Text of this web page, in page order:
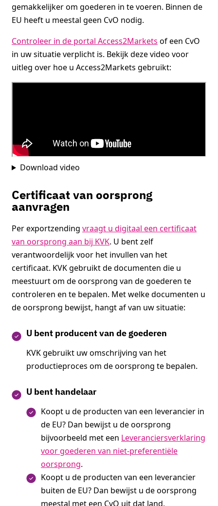
gemakkelijker om goederen in te voeren. Binnen de
EU heeft u meestal geen CvO nodig.
Controleer in de portal Access2Markets of een CvO
in uw situatie verplicht is. Bekijk deze video voor
uitleg over hoe u Access2Markets gebruikt:
Download video
Certificaat van oorsprong
aanvragen
Per exportzending vraagt u digitaal een certificaat
van oorsprong aan bij KVK. U bent zelf
verantwoordelijk voor het invullen van het
certificaat. KVK gebruikt de documenten die u
meestuurt om de oorsprong van de goederen te
controleren en te bepalen. Met welke documenten u
de oorsprong bewijst, hangt af van uw situatie:
U bent producent van de goederen
KVK gebruikt uw omschrijving van het
productieproces om de oorsprong te bepalen.
U bent handelaar
Koopt u de producten van een leverancier in
de EU? Dan bewijst u de oorsprong
bijvoorbeeld met een Leveranciersverklaring
voor goederen van niet-preferentiële
oorsprong.
Koopt u de producten van een leverancier
buiten de EU? Dan bewijst u de oorsprong
meestal met een CvO uit dat land.